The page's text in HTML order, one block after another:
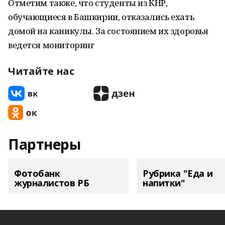
Отметим также, что студенты из КНР,
обучающиеся в Башкирии, отказались ехать
домой на каникулы. За состоянием их здоровья
ведется мониторинг
Читайте нас
Партнеры
Фотобанк
журналистов РБ
Рубрика "Еда и
напитки"